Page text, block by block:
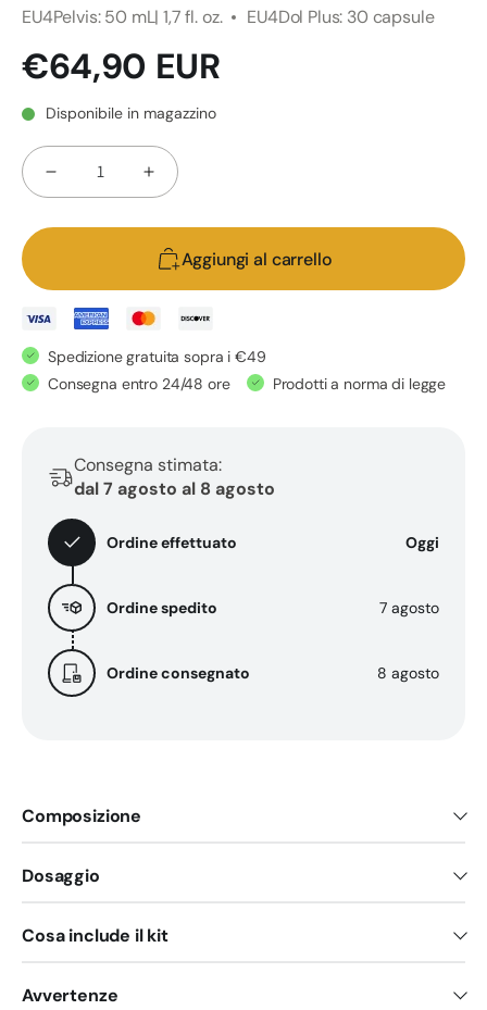
EU4Pelvis: 50 mL| 1,7 fl. oz.
EU4Dol Plus: 30 capsule
Prezzo
di
listino
€64,90 EUR
Disponibile in magazzino
Diminuisci
per
Patologie
Pelviche
e
Vaginite
Aumenta
Kit
per
Patologie
Pelviche
Aggiungi al carrello
Spedizione gratuita sopra i €49
Consegna entro 24/48 ore
Prodotti a norma di legge
Consegna stimata:
dal 7 agosto al 8 agosto
Ordine effettuato Oggi
Ordine spedito 7 agosto
Ordine consegnato 8 agosto
Composizione
Dosaggio
Cosa include il kit
Avvertenze